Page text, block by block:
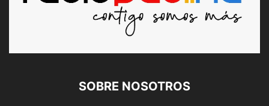
SOBRE NOSOTROS